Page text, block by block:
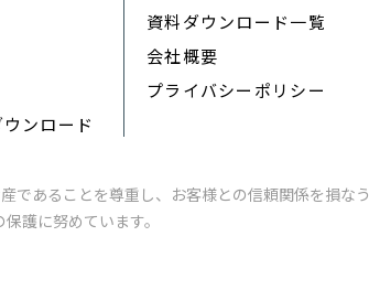
ンロード
資料ダウンロード一覧
会社概要
プライバシーポリシー
であることを尊重し、お客様との信頼関係を損なう
護に努めています。